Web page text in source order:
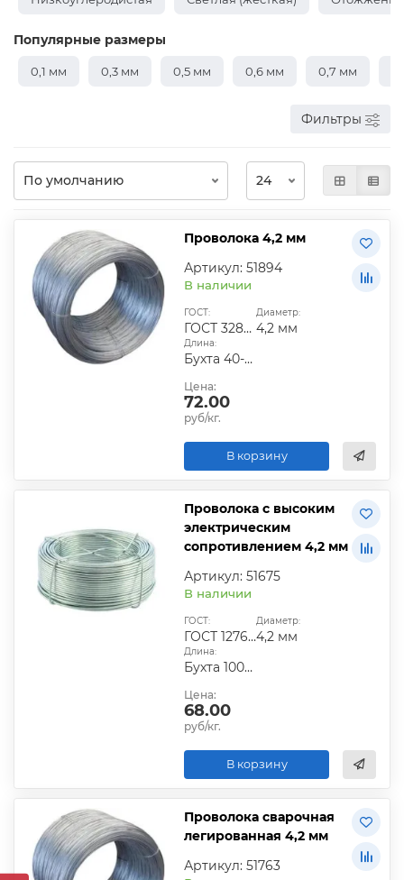
Популярные размеры
0,1 мм 0,3 мм 0,5 мм 0,6 мм 0,7 мм
Фильтры
Проволока 4,2 мм
Артикул: 51894
В наличии
ГОСТ:
ГОСТ 3282-74
Диаметр:
4,2 мм
Длина:
Бухта 40-60 кг
Цена:
72.00
руб/кг.
В корзину
Проволока с высоким
электрическим
сопротивлением 4,2 мм
Артикул: 51675
В наличии
ГОСТ:
ГОСТ 12766.1-90
Диаметр:
4,2 мм
Длина:
Бухта 100-200 кг
Цена:
68.00
руб/кг.
В корзину
Проволока сварочная
легированная 4,2 мм
Артикул: 51763